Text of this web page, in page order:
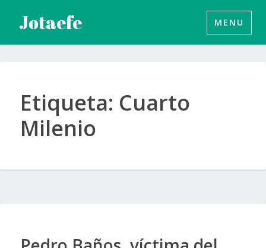
contenido
Jotaefe MENU
Etiqueta: Cuarto
Milenio